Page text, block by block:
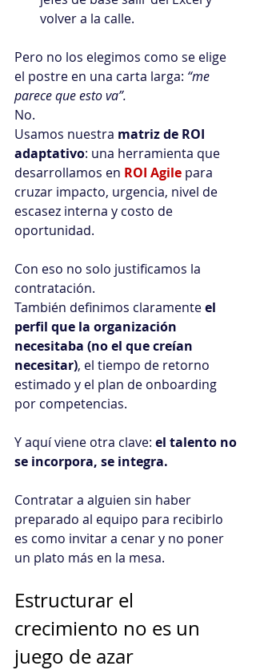
volver a la calle.
Pero no los elegimos como se elige
el postre en una carta larga: “me
parece que esto va”.
No.
Usamos nuestra matriz de ROI
adaptativo: una herramienta que
desarrollamos en ROI Agile para
cruzar impacto, urgencia, nivel de
escasez interna y costo de
oportunidad.
Con eso no solo justificamos la
contratación.
También definimos claramente el
perfil que la organización
necesitaba (no el que creían
necesitar), el tiempo de retorno
estimado y el plan de onboarding
por competencias.
Y aquí viene otra clave: el talento no
se incorpora, se integra.
Contratar a alguien sin haber
preparado al equipo para recibirlo
es como invitar a cenar y no poner
un plato más en la mesa.
Estructurar el
crecimiento no es un
juego de azar